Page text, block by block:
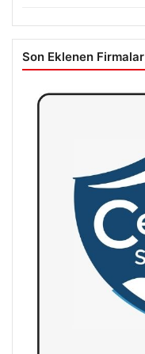
Son Eklenen Firmalar